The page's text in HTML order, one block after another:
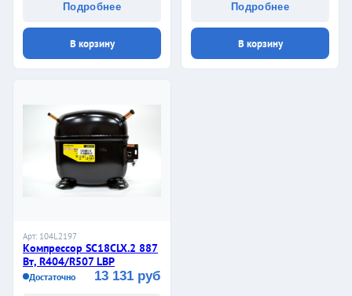
Подробнее
В корзину
Подробнее
В корзину
Арт: 104L2197
Компрессор SC18CLX.2 887
Вт, R404/R507 LBP
Достаточно 13 131 руб